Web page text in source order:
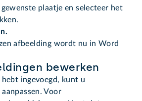
plaatje en selecteer het
afbeelding wordt nu in Word
bewerken
ingevoegd, kunt u
Voor